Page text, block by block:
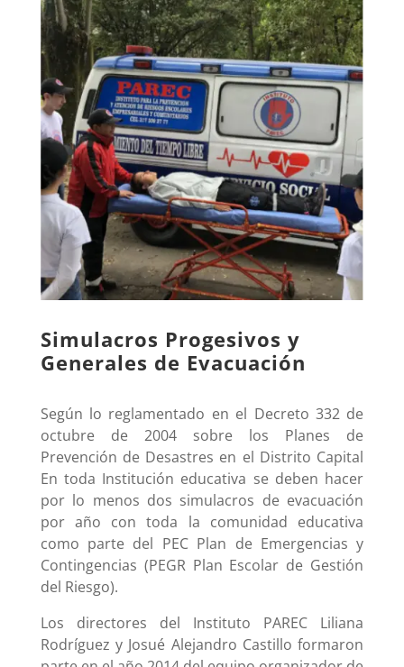
Simulacros Progesivos y
Generales de Evacuación
Según lo reglamentado en el Decreto 332 de
octubre de 2004 sobre los Planes de
Prevención de Desastres en el Distrito Capital
En toda Institución educativa se deben hacer
por lo menos dos simulacros de evacuación
por año con toda la comunidad educativa
como parte del PEC Plan de Emergencias y
Contingencias (PEGR Plan Escolar de Gestión
del Riesgo).
Los directores del Instituto PAREC Liliana
Rodríguez y Josué Alejandro Castillo formaron